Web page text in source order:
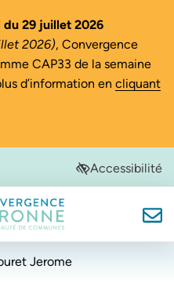
29 juillet 2026
2026), Convergence
CAP33 de la semaine
d’information en cliquant
onglet)onglet)
un nouvel onglet)Accessibilité
Garonne
Jerome